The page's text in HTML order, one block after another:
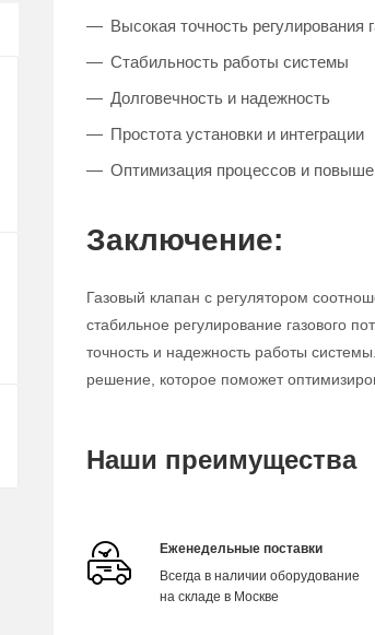
Высокая точность регулирования
Стабильность работы системы
Долговечность и надежность
Простота установки и интеграции
Оптимизация процессов и
Заключение:
Газовый клапан с регулятором
стабильное регулирование газового
точность и надежность работы
решение, которое поможет
Наши преимущества
Еженедельные поставки
Всегда в наличии оборудование
на складе в Москве